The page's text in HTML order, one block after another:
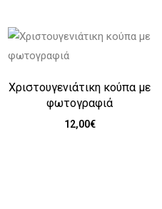
Χριστουγενιάτικη κούπα με
φωτογραφιά
12,00€